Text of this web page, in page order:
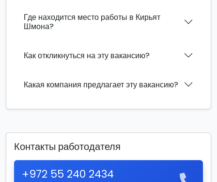
Где находится место работы в Кирьят
Шмона?
Как откликнуться на эту вакансию?
Какая компания предлагает эту вакансию?
Контакты работодателя
+972 55 240 2434